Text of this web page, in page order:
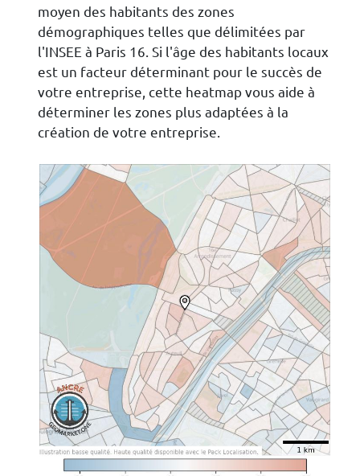
moyen des habitants des zones
démographiques telles que délimitées par
l'INSEE à Paris 16. Si l'âge des habitants locaux
est un facteur déterminant pour le succès de
votre entreprise, cette heatmap vous aide à
déterminer les zones plus adaptées à la
création de votre entreprise.